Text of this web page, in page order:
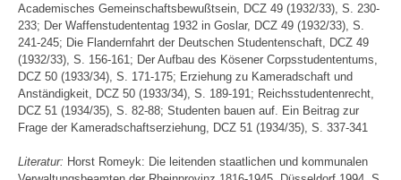
Academisches Gemeinschaftsbewußtsein, DCZ 49 (1932/33), S. 230-
233; Der Waffenstudententag 1932 in Goslar, DCZ 49 (1932/33), S.
241-245; Die Flandernfahrt der Deutschen Studentenschaft, DCZ 49
(1932/33), S. 156-161; Der Aufbau des Kösener Corpsstudententums,
DCZ 50 (1933/34), S. 171-175; Erziehung zu Kameradschaft und
Anständigkeit, DCZ 50 (1933/34), S. 189-191; Reichsstudentenrecht,
DCZ 51 (1934/35), S. 82-88; Studenten bauen auf. Ein Beitrag zur
Frage der Kameradschaftserziehung, DCZ 51 (1934/35), S. 337-341
Literatur: Horst Romeyk: Die leitenden staatlichen und kommunalen